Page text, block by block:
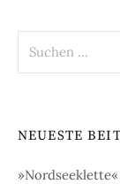
nach:
NEUESTE